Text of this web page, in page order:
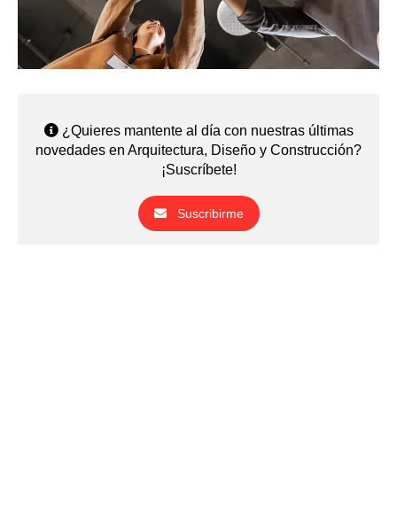
¿Quieres mantente al día con nuestras últimas
novedades en Arquitectura, Diseño y Construcción?
¡Suscríbete!
Suscribirme